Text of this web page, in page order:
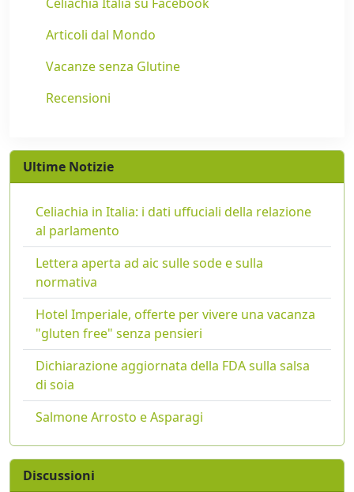
Articoli dal Mondo
Vacanze senza Glutine
Recensioni
Ultime Notizie
Celiachia in Italia: i dati uffuciali della relazione
al parlamento
Lettera aperta ad aic sulle sode e sulla
normativa
Hotel Imperiale, offerte per vivere una vacanza
"gluten free" senza pensieri
Dichiarazione aggiornata della FDA sulla salsa
di soia
Salmone Arrosto e Asparagi
Discussioni